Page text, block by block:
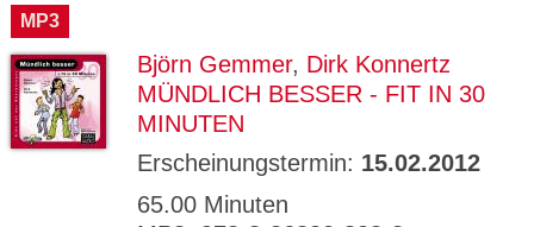
MP3
Björn Gemmer, Dirk Konnertz
MÜNDLICH BESSER - FIT IN 30
MINUTEN
Erscheinungstermin: 15.02.2012
65.00 Minuten